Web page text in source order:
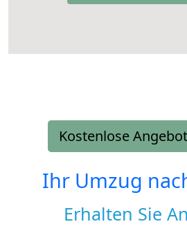
Kostenlose
Ihr Umzug
Erhalten Sie